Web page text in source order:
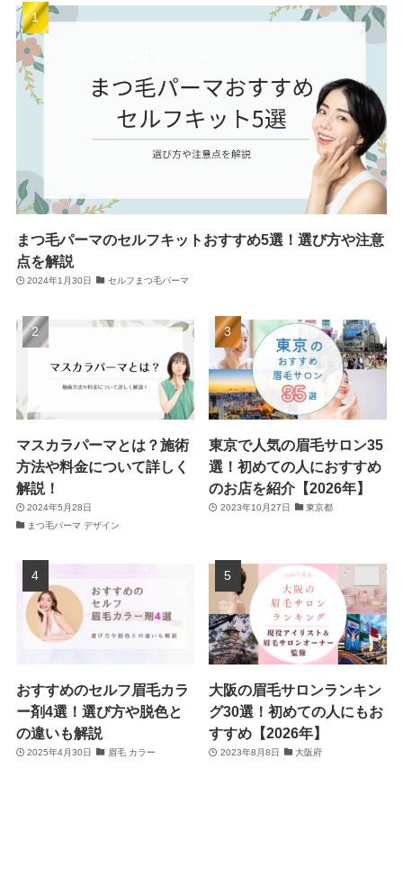
まつ毛パーマのセルフキットおすすめ5選！選び方や注意
点を解説
2024年1月30日 セルフまつ毛パーマ
マスカラパーマとは？施術
方法や料金について詳しく
解説！
2024年5月28日
まつ毛パーマ デザイン
東京で人気の眉毛サロン35
選！初めての人におすすめ
のお店を紹介【2026年】
2023年10月27日 東京都
おすすめのセルフ眉毛カラ
ー剤4選！選び方や脱色と
の違いも解説
2025年4月30日 眉毛 カラー
大阪の眉毛サロンランキン
グ30選！初めての人にもお
すすめ【2026年】
2023年8月8日 大阪府